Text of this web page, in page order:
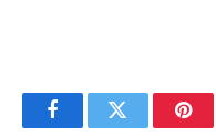
FacebookTwitter